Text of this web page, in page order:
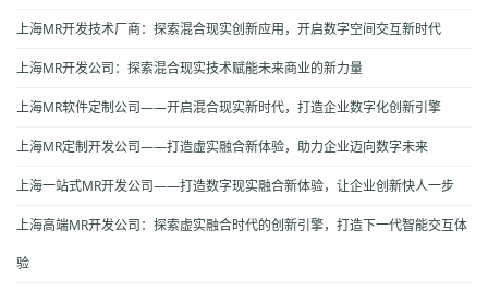
上海MR开发技术厂商：探索混合现实创新应用，开启数字空间交互新时代
上海MR开发公司：探索混合现实技术赋能未来商业的新力量
上海MR软件定制公司——开启混合现实新时代，打造企业数字化创新引擎
上海MR定制开发公司——打造虚实融合新体验，助力企业迈向数字未来
上海一站式MR开发公司——打造数字现实融合新体验，让企业创新快人一步
上海高端MR开发公司：探索虚实融合时代的创新引擎，打造下一代智能交互体
验